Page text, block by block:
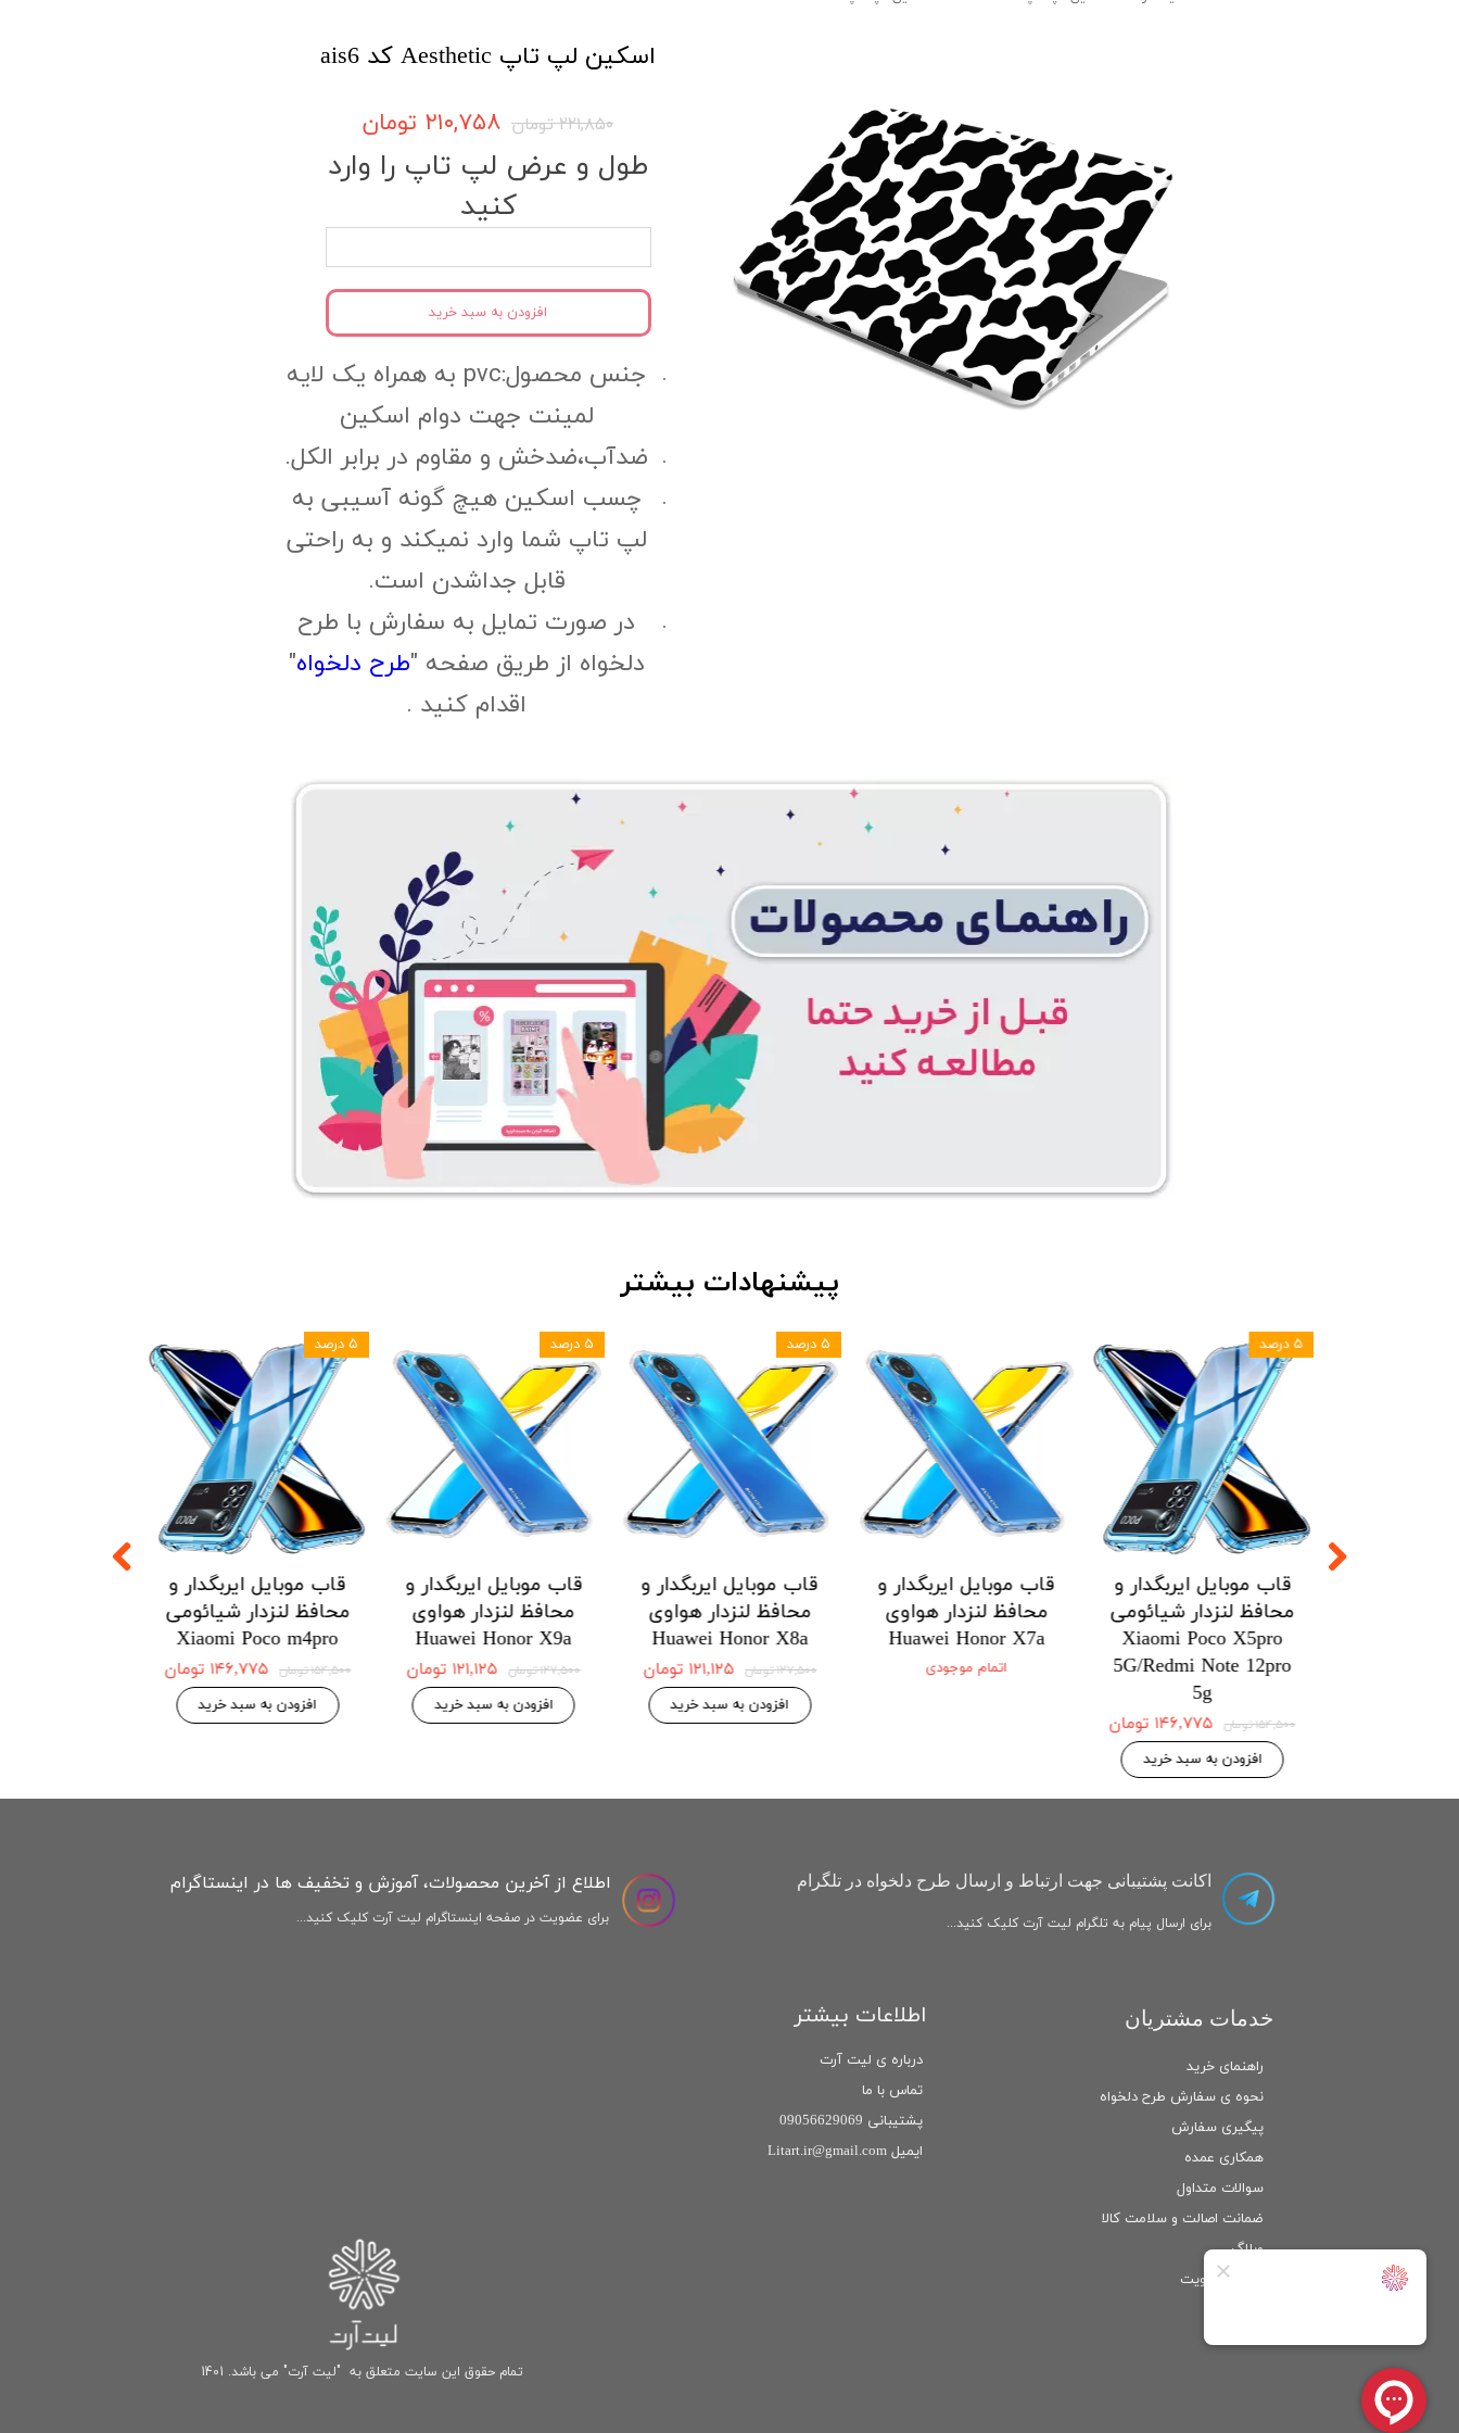
اسکین لپ تاپ Aesthetic کد ais6
۲۲۱,۸۵۰ تومان ۲۱۰,۷۵۸ تومان
جنس محصول:pvc به همراه یک لایه
لمینت جهت دوام اسکین
ضدآب،ضدخش و مقاوم در برابر الکل.
چسب اسکین هیچ گونه آسیبی به
لپ تاپ شما وارد نمیکند و به راحتی
قابل جداشدن است.
در صورت تمایل به سفارش با طرح
دلخواه از طریق صفحه "طرح دلخواه"
اقدام کنید .
طول و عرض لپ تاپ را وارد
کنید
افزودن به سبد خرید
قاب موبایل ایربگدار و
محافظ لنزدار شیائومی
Xiaomi Poco m4pro
۱۵۴,۵۰۰ تومان ۱۴۶,۷۷۵ تومان
افزودن به سبد خرید
۵ درصد
قاب موبایل ایربگدار و
محافظ لنزدار هواوی
Huawei Honor X9a
۱۲۷,۵۰۰ تومان ۱۲۱,۱۲۵ تومان
افزودن به سبد خرید
۵ درصد
قاب موبایل ایربگدار و
محافظ لنزدار هواوی
Huawei Honor X8a
۱۲۷,۵۰۰ تومان ۱۲۱,۱۲۵ تومان
افزودن به سبد خرید
۵ درصد
قاب موبایل ایربگدار و
محافظ لنزدار هواوی
Huawei Honor X7a
اتمام موجودی
قاب موبایل ایربگدار و
محافظ لنزدار شیائومی
Xiaomi Poco X5pro
5G/Redmi Note 12pro
5g
۱۵۴,۵۰۰ تومان ۱۴۶,۷۷۵ تومان
افزودن به سبد خرید
۵ درصد
پیشنهادات بیشتر
راهنمای خرید
نحوه ی سفارش طرح دلخواه
پیگیری سفارش
همکاری عمده
سوالات متداول
ضمانت اصالت و سلامت كالا
وبلاگ
خدمات مشتریان
اکانت پشتیبانی جهت ارتباط و ارسال طرح دلخواه در تلگرام
برای ارسال پیام به تلگرام لیت آرت کلیک کنید...
اطلاعات بیشتر
درباره ی لیت آرت
تماس با ما
پشتیبانی 09056629069
ایمیل Litart.ir@gmail.com
تمام حقوق این سایت متعلق به "لیت آرت" می باشد. 1401
اطلاع از آخرین محصولات، آموزش و تخفیف ها در اینستاگرام
برای عضویت در صفحه اینستاگرام لیت آرت کلیک کنید...
عضویت